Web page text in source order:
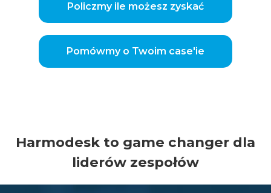
Policzmy ile możesz zyskać
Pomówmy o Twoim case'ie
Harmodesk to game changer dla
liderów zespołów